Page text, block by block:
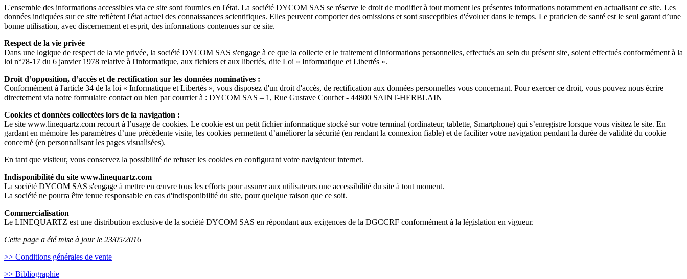
L'ensemble des informations accessibles via ce site sont fournies en l'état. La société DYCOM SAS se réserve le droit de modifier à tout moment les présentes informations notamment en actualisant ce site. Les
données indiquées sur ce site reflètent l'état actuel des connaissances scientifiques. Elles peuvent comporter des omissions et sont susceptibles d'évoluer dans le temps. Le praticien de santé est le seul garant d’une
bonne utilisation, avec discernement et esprit, des informations contenues sur ce site.
Respect de la vie privée
Dans une logique de respect de la vie privée, la société DYCOM SAS s'engage à ce que la collecte et le traitement d'informations personnelles, effectués au sein du présent site, soient effectués conformément à la
loi n°78-17 du 6 janvier 1978 relative à l'informatique, aux fichiers et aux libertés, dite Loi « Informatique et Libertés ».
Droit d’opposition, d’accès et de rectification sur les données nominatives :
Conformément à l'article 34 de la loi « Informatique et Libertés », vous disposez d'un droit d'accès, de rectification aux données personnelles vous concernant. Pour exercer ce droit, vous pouvez nous écrire
directement via notre formulaire contact ou bien par courrier à : DYCOM SAS – 1, Rue Gustave Courbet - 44800 SAINT-HERBLAIN
Cookies et données collectées lors de la navigation :
Le site www.linequartz.com recourt à l’usage de cookies. Le cookie est un petit fichier informatique stocké sur votre terminal (ordinateur, tablette, Smartphone) qui s’enregistre lorsque vous visitez le site. En
gardant en mémoire les paramètres d’une précédente visite, les cookies permettent d’améliorer la sécurité (en rendant la connexion fiable) et de faciliter votre navigation pendant la durée de validité du cookie
concerné (en personnalisant les pages visualisées).
En tant que visiteur, vous conservez la possibilité de refuser les cookies en configurant votre navigateur internet.
Indisponibilité du site www.linequartz.com
La société DYCOM SAS s'engage à mettre en œuvre tous les efforts pour assurer aux utilisateurs une accessibilité du site à tout moment.
La société ne pourra être tenue responsable en cas d'indisponibilité du site, pour quelque raison que ce soit.
Commercialisation
Le LINEQUARTZ est une distribution exclusive de la société DYCOM SAS en répondant aux exigences de la DGCCRF conformément à la législation en vigueur.
Cette page a été mise à jour le 23/05/2016
>> Conditions générales de vente
>> Bibliographie